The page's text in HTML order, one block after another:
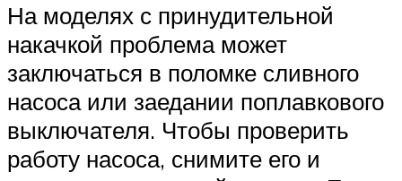
На моделях с принудительной
накачкой проблема может
заключаться в поломке сливного
насоса или заедании поплавкового
выключателя. Чтобы проверить
работу насоса, снимите его и